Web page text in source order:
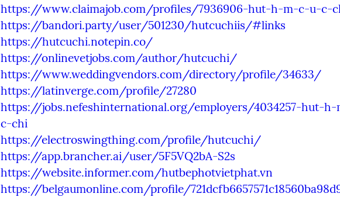
https://www.claimajob.com/profiles/7936906-hut-h-m-c-u-c-
https://bandori.party/user/501230/hutcuchiis/#links
https://hutcuchi.notepin.co/
https://onlinevetjobs.com/author/hutcuchi/
https://www.weddingvendors.com/directory/profile/34633/
https://latinverge.com/profile/27280
https://jobs.nefeshinternational.org/employers/4034257-hut-
c-chi
https://electroswingthing.com/profile/hutcuchi/
https://app.brancher.ai/user/5F5VQ2bA-S2s
https://website.informer.com/hutbephotvietphat.vn
https://belgaumonline.com/profile/